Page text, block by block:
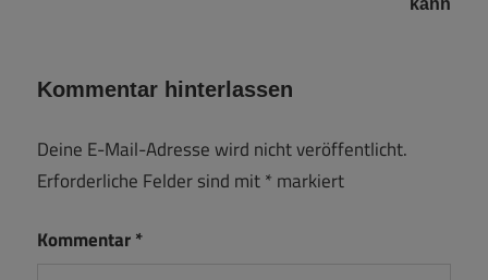
kann
Kommentar hinterlassen
Deine E-Mail-Adresse wird nicht veröffentlicht.
Erforderliche Felder sind mit* markiert
Kommentar*